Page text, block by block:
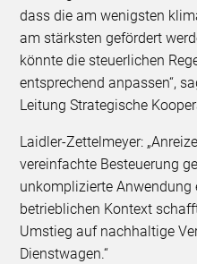
dass die am wenigsten
am stärksten gefördert
könnte die steuerlichen
entsprechend anpassen“,
Leitung Strategische
Laidler-Zettelmeyer:
vereinfachte Besteuerung
unkomplizierte
betrieblichen Kontext
Umstieg auf nachhaltige
Dienstwagen.“